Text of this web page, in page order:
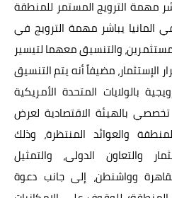
مهمة الترويج المستمر للمنطقة
المانيا يباشر مهمة الترويج في
والتنسيق معهما لتيسير
الإستثمار، مضيفاً أنه يتم التنسيق
بالولايات المتحدة الأمريكية
بالهيئة الاقتصادية لعرض
والعوائد المنتظرة، وذلك
والتعاون الدولى، والتمثيل
وواشنطن، إلى جانب دعوة